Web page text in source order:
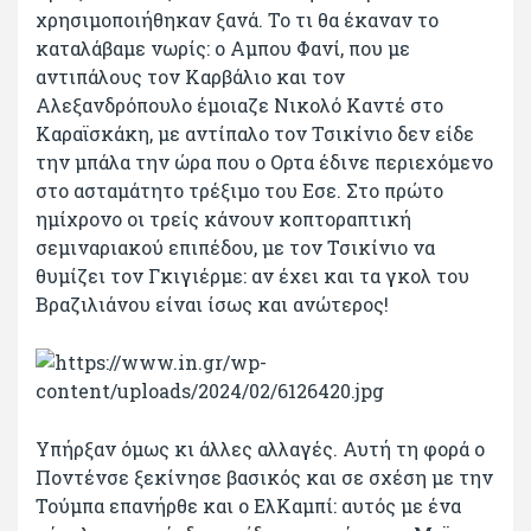
χρησιμοποιήθηκαν ξανά. Το τι θα έκαναν το
καταλάβαμε νωρίς: ο Αμπου Φανί, που με
αντιπάλους τον Καρβάλιο και τον
Αλεξανδρόπουλο έμοιαζε Νικολό Καντέ στο
Καραϊσκάκη, με αντίπαλο τον Τσικίνιο δεν είδε
την μπάλα την ώρα που ο Ορτα έδινε περιεχόμενο
στο ασταμάτητο τρέξιμο του Εσε. Στο πρώτο
ημίχρονο οι τρείς κάνουν κοπτοραπτική
σεμιναριακού επιπέδου, με τον Τσικίνιο να
θυμίζει τον Γκιγιέρμε: αν έχει και τα γκολ του
Βραζιλιάνου είναι ίσως και ανώτερος!
Υπήρξαν όμως κι άλλες αλλαγές. Αυτή τη φορά ο
Ποντένσε ξεκίνησε βασικός και σε σχέση με την
Τούμπα επανήρθε και ο ΕλΚαμπί: αυτός με ένα